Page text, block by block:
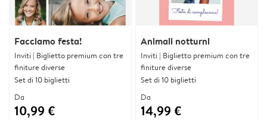
Facciamo festa!
Inviti | Biglietto premium con tre
finiture diverse
Set di 10 biglietti
Da
10,99 €
Animali notturni
Inviti | Biglietto premium con tre
finiture diverse
Set di 10 biglietti
Da
14,99 €